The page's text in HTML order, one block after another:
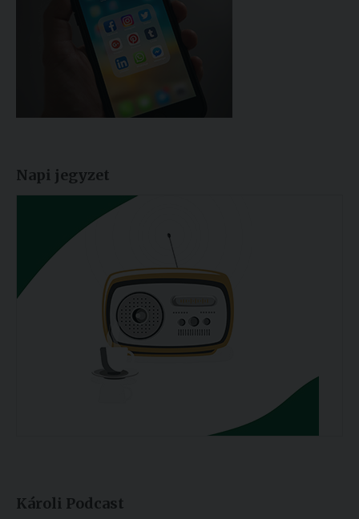
Napi jegyzet
Károli Podcast